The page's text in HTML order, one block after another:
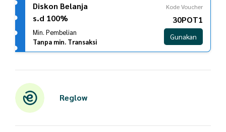
Diskon Belanja
s.d 100%
Min. Pembelian
Tanpa min. Transaksi
Kode Voucher
30POT1
Gunakan
Reglow